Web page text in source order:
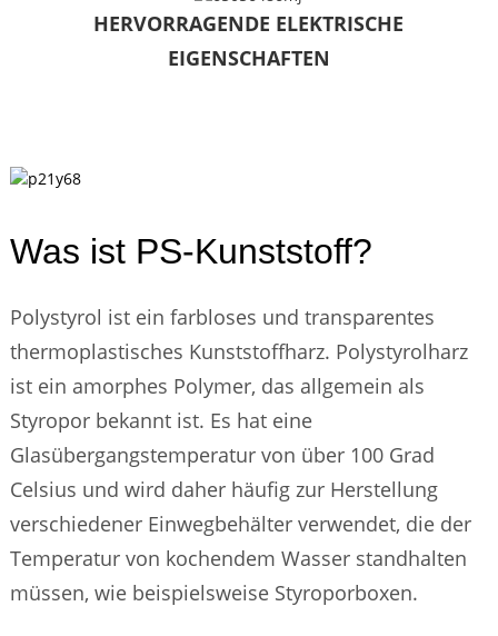
HERVORRAGENDE ELEKTRISCHE
EIGENSCHAFTEN
Was ist PS-Kunststoff?
Polystyrol ist ein farbloses und transparentes
thermoplastisches Kunststoffharz. Polystyrolharz
ist ein amorphes Polymer, das allgemein als
Styropor bekannt ist. Es hat eine
Glasübergangstemperatur von über 100 Grad
Celsius und wird daher häufig zur Herstellung
verschiedener Einwegbehälter verwendet, die der
Temperatur von kochendem Wasser standhalten
müssen, wie beispielsweise Styroporboxen.